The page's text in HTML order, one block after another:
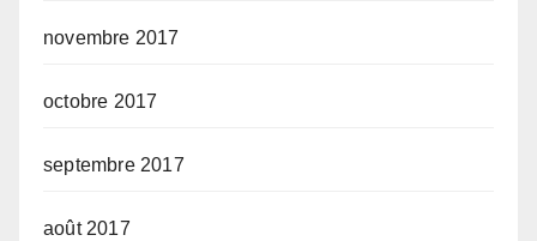
novembre 2017
octobre 2017
septembre 2017
août 2017